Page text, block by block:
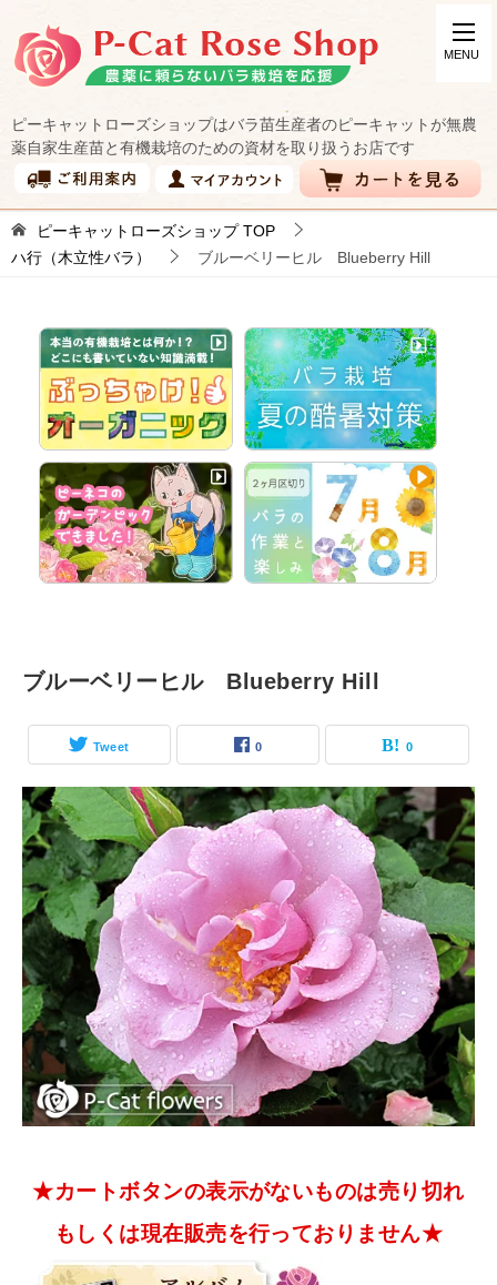
ピーキャットローズショップはバラ苗生産者のピーキャットが無農
薬自家生産苗と有機栽培のための資材を取り扱うお店です
ピーキャットローズショップTOP
ハ行（木立性バラ）
ブルーベリーヒル Blueberry Hill
ブルーベリーヒル Blueberry Hill
Tweet 0 0
★カートボタンの表示がないものは売り切れ
もしくは現在販売を行っておりません★